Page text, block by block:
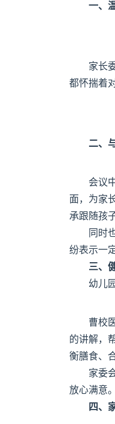
一、
家长
都怀揣着
二、
会议
面，为家
承跟随孩
同时
纷表示一
三、
幼儿
曹校
的讲解，
衡膳食、
家委
放心满意。
四、